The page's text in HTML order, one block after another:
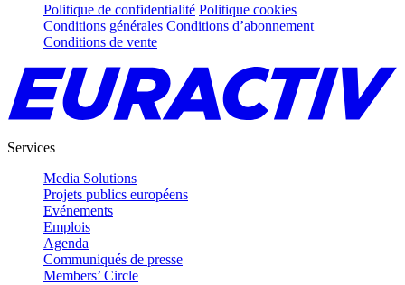
Politique de confidentialité Politique cookies
Conditions générales Conditions d’abonnement
Conditions de vente
Services
Media Solutions
Projets publics européens
Evénements
Emplois
Agenda
Communiqués de presse
Members’ Circle